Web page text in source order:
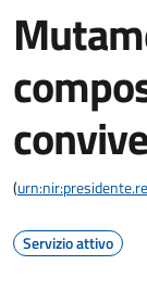
(
Servizio attivo